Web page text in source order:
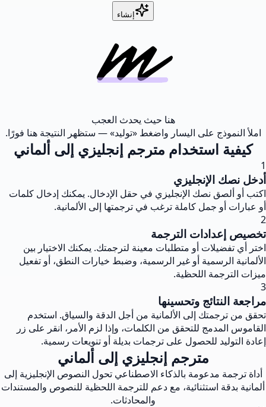
إنشاء
هنا حيث يحدث العجب
املأ النموذج على اليسار واضغط «توليد» — ستظهر النتيجة هنا فورًا.
كيفية استخدام مترجم إنجليزي إلى ألماني
1
أدخل نصك الإنجليزي
اكتب أو ألصق نصك الإنجليزي في حقل الإدخال. يمكنك إدخال كلمات
أو عبارات أو جمل كاملة ترغب في ترجمتها إلى الألمانية.
2
تخصيص إعدادات الترجمة
اختر أي تفضيلات أو متطلبات معينة لترجمتك. يمكنك الاختيار بين
الألمانية الرسمية أو غير الرسمية، وضبط خيارات النطق، أو تفعيل
ميزات الترجمة اللحظية.
3
مراجعة النتائج وتحسينها
تحقق من ترجمتك إلى الألمانية من أجل الدقة والسياق. استخدم
القاموس المدمج للتحقق من الكلمات، وإذا لزم الأمر، انقر على زر
إعادة التوليد للحصول على ترجمات بديلة أو تنويعات رسمية.
مترجم إنجليزي إلى ألماني
أداة ترجمة مدعومة بالذكاء الاصطناعي تحول النصوص الإنجليزية إلى
ألمانية بدقة استثنائية، مع دعم للترجمة اللحظية للنصوص والمستندات
والمحادثات.